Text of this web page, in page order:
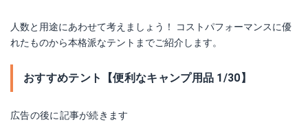
SIDEKICK 遠赤ヒーターアタッチメント
人数と用途にあわせて考えましょう！ コストパフォーマンスに優
れたものから本格派なテントまでご紹介します。
おすすめテント【便利なキャンプ用品 1/30】
広告の後に記事が続きます